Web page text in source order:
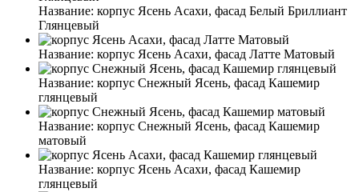
Название: корпус Ясень Асахи, фасад Белый Бриллиант
Глянцевый
Название: корпус Ясень Асахи, фасад Латте Матовый
Название: корпус Снежный Ясень, фасад Кашемир
глянцевый
Название: корпус Снежный Ясень, фасад Кашемир
матовый
Название: корпус Ясень Асахи, фасад Кашемир
глянцевый